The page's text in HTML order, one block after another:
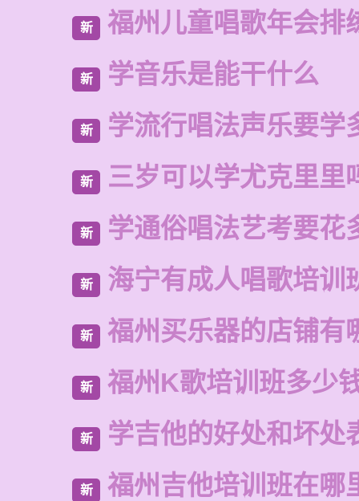
新 福州儿童唱歌年会排
新 学音乐是能干什么
新 学流行唱法声乐要学
新 三岁可以学尤克里里
新 学通俗唱法艺考要花
新 海宁有成人唱歌培训
新 福州买乐器的店铺有
新 福州K歌培训班多少
新 学吉他的好处和坏处
新 福州吉他培训班在哪